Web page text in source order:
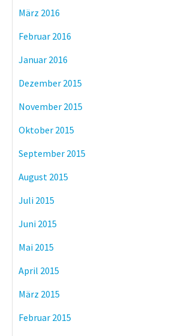
März 2016
Februar 2016
Januar 2016
Dezember 2015
November 2015
Oktober 2015
September 2015
August 2015
Juli 2015
Juni 2015
Mai 2015
April 2015
März 2015
Februar 2015